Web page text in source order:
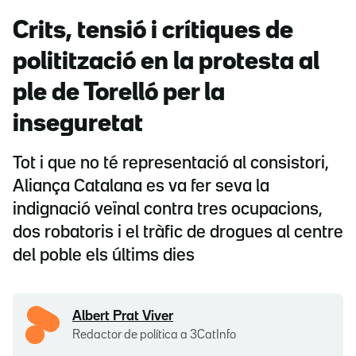
Crits, tensió i crítiques de
politització en la protesta al
ple de Torelló per la
inseguretat
Tot i que no té representació al consistori,
Aliança Catalana es va fer seva la
indignació veïnal contra tres ocupacions,
dos robatoris i el tràfic de drogues al centre
del poble els últims dies
Albert Prat Viver
Redactor de política a 3CatInfo